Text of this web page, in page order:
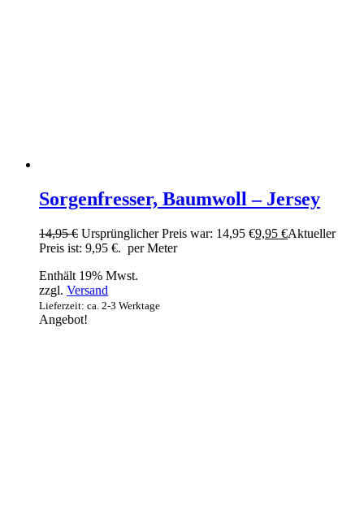
Sorgenfresser, Baumwoll – Jersey
14,95€ Ursprünglicher Preis war: 14,95 €9,95 €Aktueller
Preis ist: 9,95 €. per Meter
Enthält 19% Mwst.
zzgl. Versand
Lieferzeit: ca. 2-3 Werktage
Angebot!